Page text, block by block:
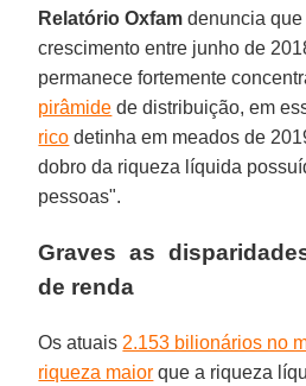
Relatório Oxfam denuncia que
crescimento entre junho de
permanece fortemente
pirâmide de distribuição, em
rico detinha em meados de
dobro da riqueza líquida
pessoas".
Graves as
de renda
Os atuais 2.153 bilionários no
riqueza maior que a riqueza